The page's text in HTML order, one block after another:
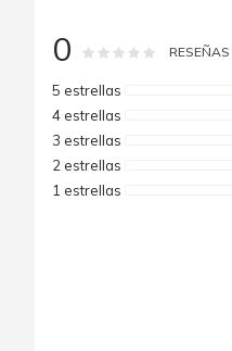
de
imágenes
0 Rating: % of100
RESEÑAS
5 estrellas
4 estrellas
3 estrellas
2 estrellas
1 estrellas